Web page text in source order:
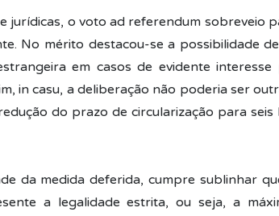
jurídicas, o voto ad referendum sobreveio
No mérito destacou-se a possibilidade
em casos de evidente interesse
in casu, a deliberação não poderia ser
do prazo de circularização para seis
da medida deferida, cumpre sublinhar
a legalidade estrita, ou seja, a